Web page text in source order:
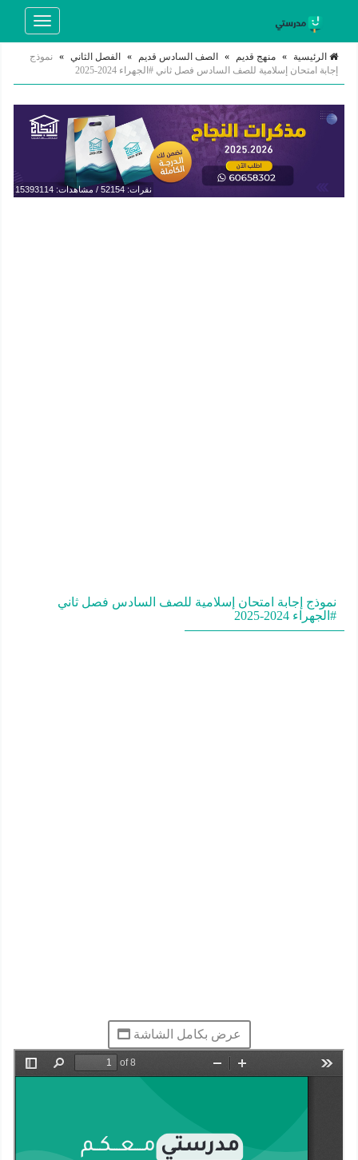
Toggle
الرئيسية » منهج قديم » الصف السادس قديم » الفصل الثاني » نموذج
إجابة امتحان إسلامية للصف السادس فصل ثاني #الجهراء 2024-2025
نقرات: 52154 / مشاهدات: 15393114
نموذج إجابة امتحان إسلامية للصف السادس فصل ثاني
#الجهراء 2024-2025
عرض بكامل الشاشة